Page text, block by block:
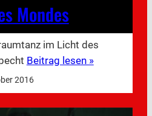
Mondes
im Licht des
Beitrag lesen »
2016